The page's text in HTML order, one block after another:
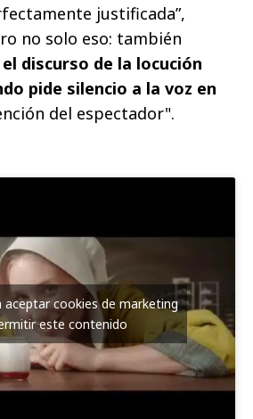
justificada”,
no solo eso: también
discurso de la locución
pide silencio a la voz en
del espectador".
aceptar cookies de marketing
este contenido